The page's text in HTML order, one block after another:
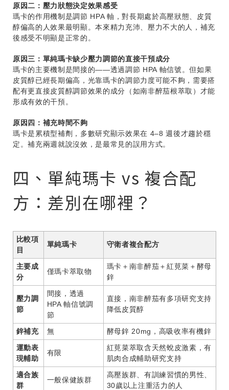
原因二：壓力狀態決定效果感受
瑪卡的作用機制是調節 HPA 軸，對長期處於高壓狀態、皮質
醇偏高的人效果最明顯。本來精力充沛、壓力不大的人，補充
後感受不明顯是正常的。
原因三：單純瑪卡缺少壓力調節的直接干預成分
瑪卡的主要機制是間接的——透過調節 HPA 軸信號。但如果
皮質醇已經長期偏高，光靠瑪卡的調節力度可能不夠，需要搭
配有更直接皮質醇調節效果的成分（如南非醉茄根萃取）才能
形成有效的干預。
原因四：補充時間不夠
瑪卡是累積型補劑，多數研究顯示效果在 4–8 週後才趨於穩
定。補充兩週就說沒效，是最常見的誤用方式。
四、單純瑪卡 vs 複合配
方：差別在哪裡？
比較項
目
單純瑪卡 守衛者複合配方
主要成
分
僅瑪卡萃取物
瑪卡＋南非醉茄＋紅莧菜＋酵母
鋅
壓力調
節
間接，透過
HPA 軸信號調
節
直接，南非醉茄有多項研究支持
降低皮質醇
鋅補充 無
酵母鋅 20mg，高吸收率有機鋅
運動表
現輔助
有限
紅莧菜萃取含天然蛻皮激素，有
肌肉合成輔助研究支持
適合族
群
一般保健族群
高壓族群、有訓練習慣的男性、
30歲以上注重活力的人